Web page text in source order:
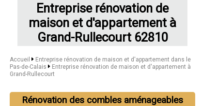
Entreprise rénovation de
maison et d'appartement à
Grand-Rullecourt 62810
Accueil
Entreprise rénovation de maison et d'appartement dans le
Pas-de-Calais
Entreprise rénovation de maison et d'appartement à
Grand-Rullecourt
Rénovation des combles aménageables